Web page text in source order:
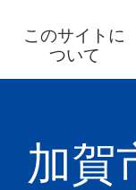
このサイトに
ついて
加賀